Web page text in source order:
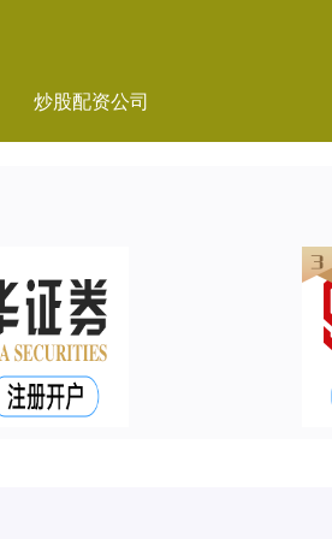
炒股配资公司